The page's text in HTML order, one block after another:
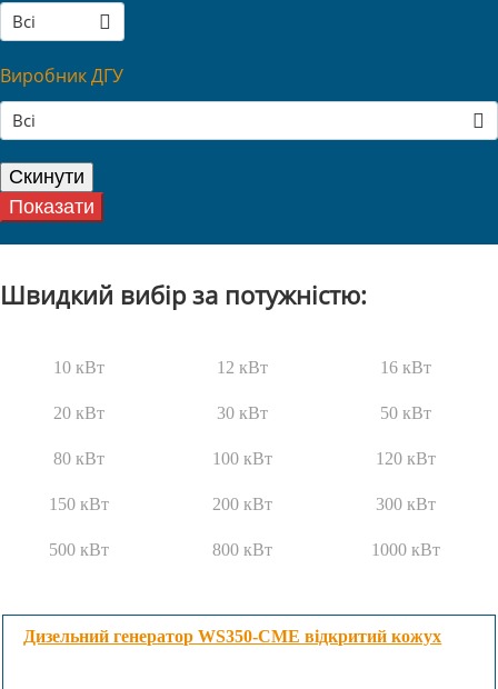
Всі
Виробник ДГУ
Всі
Швидкий вибір за потужністю:
10 кВт 12 кВт 16 кВт
20 кВт 30 кВт 50 кВт
80 кВт 100 кВт 120 кВт
150 кВт 200 кВт 300 кВт
500 кВт 800 кВт 1000 кВт
Дизельний генератор WS350-CME відкритий кожух